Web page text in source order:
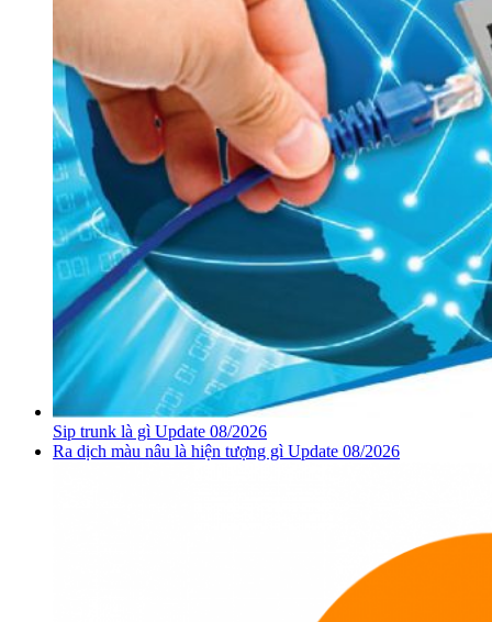
Sip trunk là gì Update 08/2026
Ra dịch màu nâu là hiện tượng gì Update 08/2026